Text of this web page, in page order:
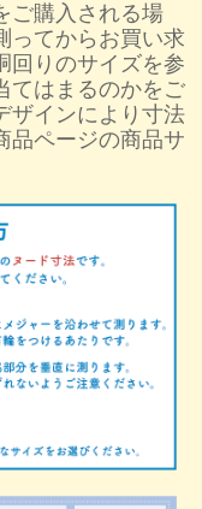
ご購入される場
ってからお買い求
回りのサイズを参
てはまるのかをご
ザインにより寸法
品ページの商品サ